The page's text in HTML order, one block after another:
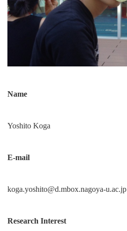
Name
Yoshito Koga
E-mail
koga.yoshito@d.mbox.nagoya-u.ac.jp
Research Interest